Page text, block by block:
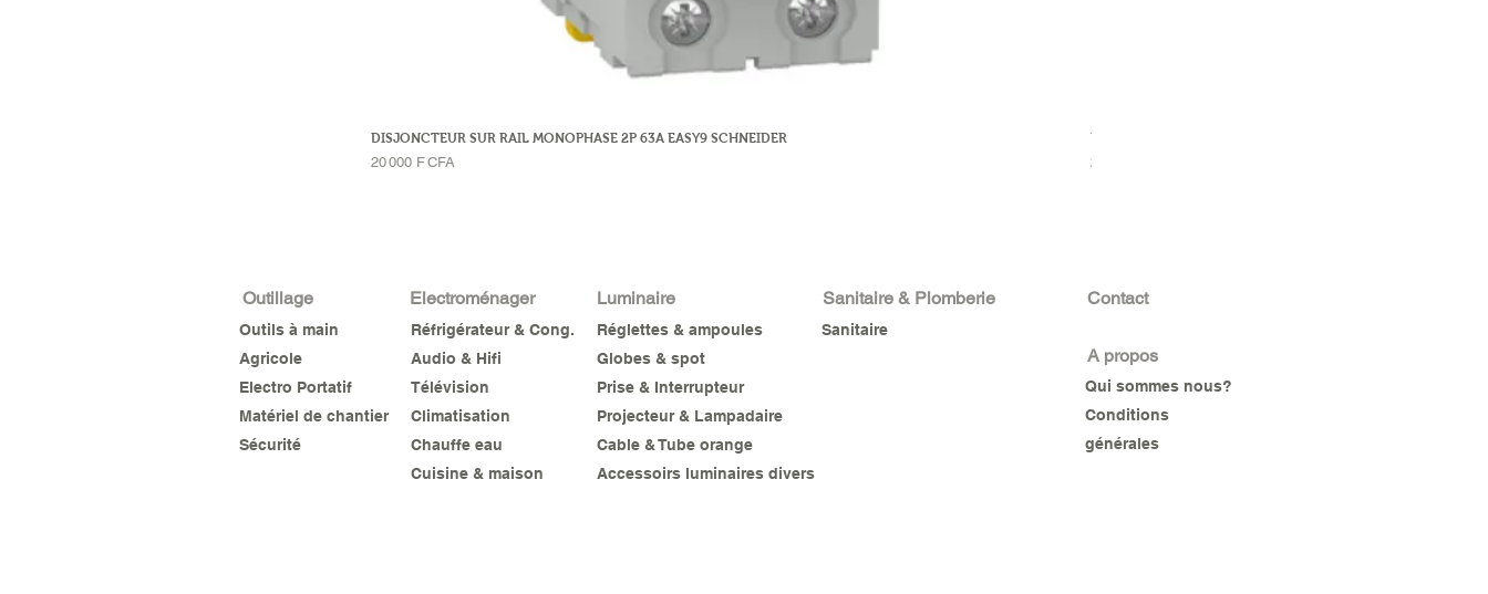
DISJONCTEUR SUR RAIL MONOPHASE 2P 63A EASY9 SCHNEIDER
Prix
20 000 F CFA
DISJONCTEUR SUR RAIL MONOPHASE 2P 32A LEGRAND
Prix
23 000 F CFA
Outillage Luminaire
Electroménager Sanitaire & Plomberie
Outils à main
Agricole
Electro Portatif
Matériel de chantier
Sécurité
Réfrigérateur & Cong.
Audio & Hifi
Télévision
Climatisation
Chauffe eau
Cuisine & maison
Réglettes & ampoules
Globes & spot
Prise & Interrupteur
Projecteur & Lampadaire
Cable & Tube orange
Accessoirs luminaires divers
Sanitaire
Contact
A propos
Qui sommes nous?
Conditions
générales